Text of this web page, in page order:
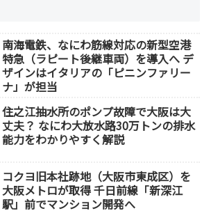
南海電鉄、なにわ筋線対応の新型空港
特急（ラピート後継車両）を導入へ デ
ザインはイタリアの「ピニンファリー
ナ」が担当
住之江抽水所のポンプ故障で大阪は大
丈夫？ なにわ大放水路30万トンの排水
能力をわかりやすく解説
コクヨ旧本社跡地（大阪市東成区）を
大阪メトロが取得 千日前線「新深江
駅」前でマンション開発へ